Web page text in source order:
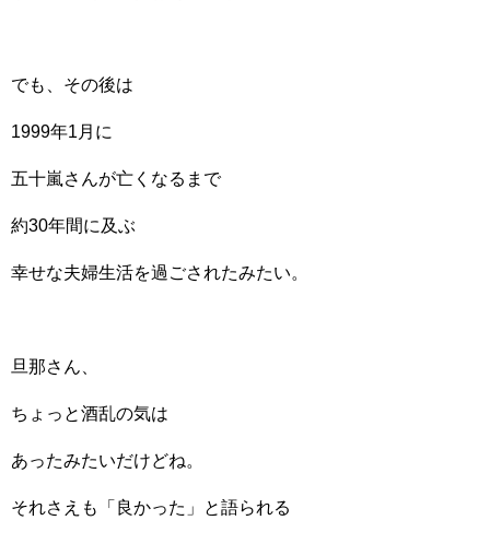
でも、その後は
1999年1月に
五十嵐さんが亡くなるまで
約30年間に及ぶ
幸せな夫婦生活を過ごされたみたい。
旦那さん、
ちょっと酒乱の気は
あったみたいだけどね。
それさえも「良かった」と語られる